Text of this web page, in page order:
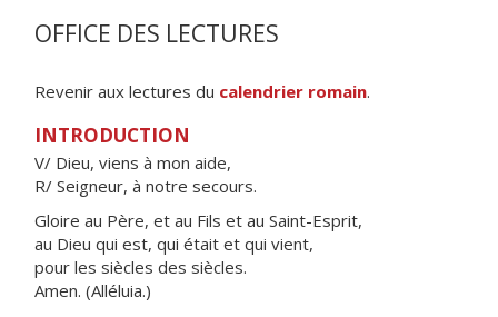
OFFICE DES LECTURES
Revenir aux lectures du calendrier romain.
INTRODUCTION
V/ Dieu, viens à mon aide,
R/ Seigneur, à notre secours.
Gloire au Père, et au Fils et au Saint-Esprit,
au Dieu qui est, qui était et qui vient,
pour les siècles des siècles.
Amen. (Alléluia.)